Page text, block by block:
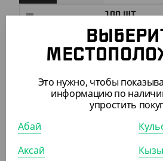
(21.70
Это нужно, чтобы
информацию по
упростить
Абай
Аксай